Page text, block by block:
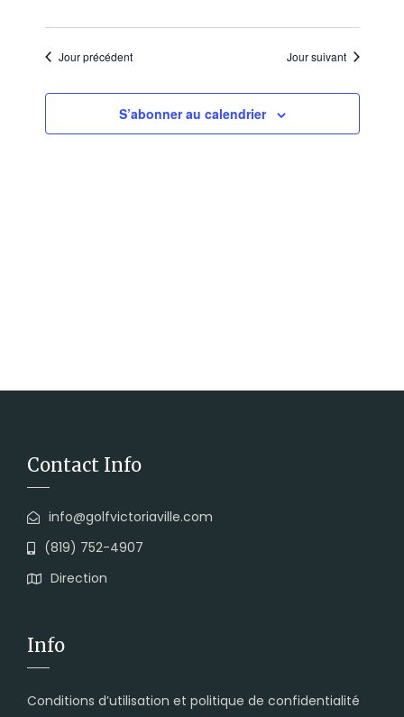
Jour précédent Jour suivant
S’abonner au calendrier
Contact Info
info@golfvictoriaville.com
(819) 752-4907
Direction
Info
Conditions d’utilisation et politique de confidentialité